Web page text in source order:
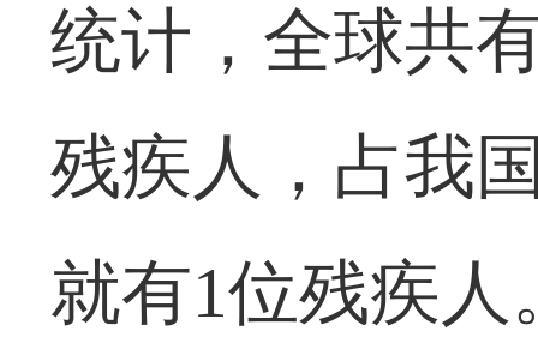
统计，全球共
残疾人，占我
就有1位残疾